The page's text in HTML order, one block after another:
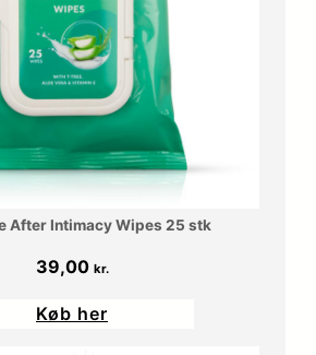
,
0
0
k
r
.
.
After Intimacy Wipes 25 stk
39,00 kr.
Køb her